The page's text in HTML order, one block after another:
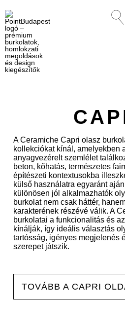
A Ceramiche Capri olasz
kollekciókat kínál, amelyekben
anyagvezérelt szemlélet
beton, kőhatás, természetes
építészeti kontextusokba
külső használatra egyaránt
különösen jól alkalmazhatók
burkolat nem csak háttér,
karakterének részévé válik. A
burkolatai a funkcionalitás és
kínálják, így ideális választás
tartósság, igényes megjelenés
szerepet játszik.
TOVÁBB A CAPRI